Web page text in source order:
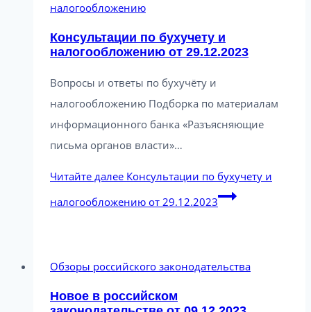
налогообложению
Консультации по бухучету и
налогообложению от 29.12.2023
Вопросы и ответы по бухучёту и
налогообложению Подборка по материалам
информационного банка «Разъясняющие
письма органов власти»…
Читайте далее Консультации по бухучету и
налогообложению от 29.12.2023
Обзоры российского законодательства
Новое в российском